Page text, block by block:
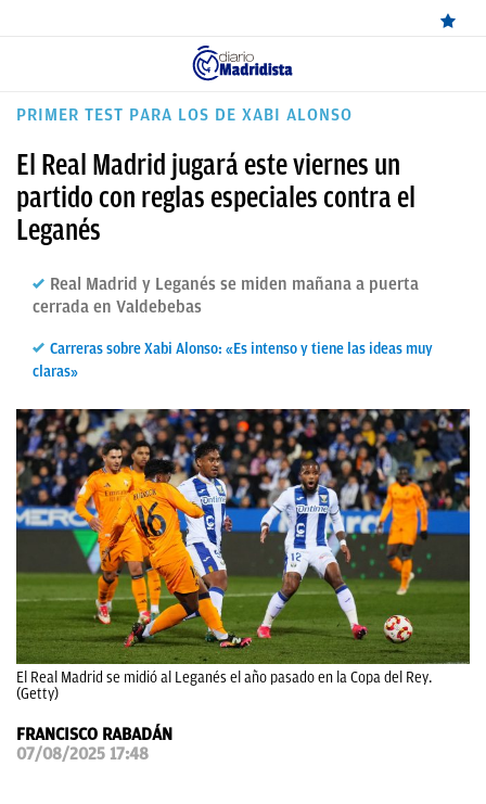
ÚLTIMAS
REAL
MADRID
CANTERA
FICHAJES
FEMENINO
PAPARAZZI
OKDIARIO
PRIMER TEST PARA LOS DE XABI ALONSO
El Real Madrid jugará este viernes un
partido con reglas especiales contra el
Leganés
Real Madrid y Leganés se miden mañana a puerta
cerrada en Valdebebas
Carreras sobre Xabi Alonso: «Es intenso y tiene las ideas muy
claras»
El Real Madrid se midió al Leganés el año pasado en la Copa del Rey.
(Getty)
FRANCISCO RABADÁN
07/08/2025 17:48